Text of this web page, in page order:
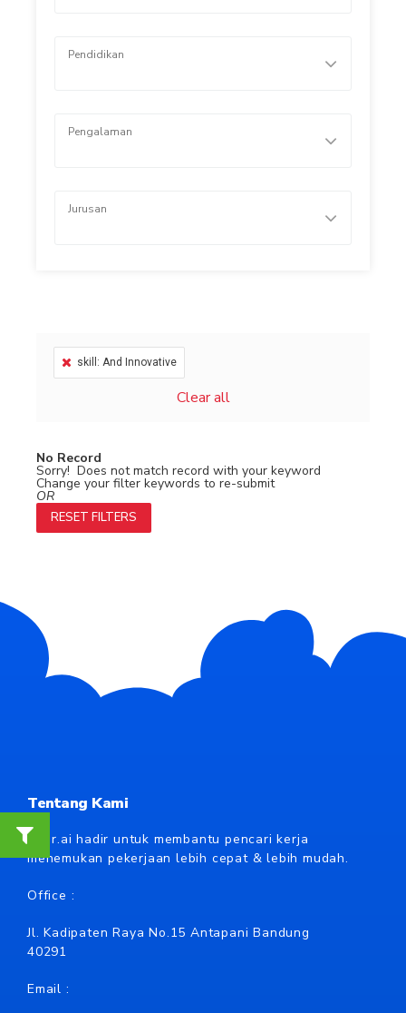
skill: And Innovative
Clear all
No Record
Sorry! Does not match record with your keyword
Change your filter keywords to re-submit
OR
RESET FILTERS
Tentang Kami
Karir.ai hadir untuk membantu pencari kerja
menemukan pekerjaan lebih cepat & lebih mudah.
Office :
Jl. Kadipaten Raya No.15 Antapani Bandung
40291
Email :